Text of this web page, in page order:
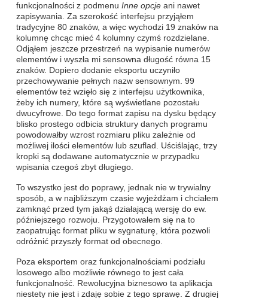
funkcjonalności z podmenu Inne opcje ani nawet
zapisywania. Za szerokość interfejsu przyjąłem
tradycyjne 80 znaków, a więc wychodzi 19 znaków na
kolumnę chcąc mieć 4 kolumny czymś rozdzielane.
Odjąłem jeszcze przestrzeń na wypisanie numerów
elementów i wyszła mi sensowna długość równa 15
znaków. Dopiero dodanie eksportu uczyniło
przechowywanie pełnych nazw sensownym. 99
elementów też wzięło się z interfejsu użytkownika,
żeby ich numery, które są wyświetlane pozostału
dwucyfrowe. Do tego format zapisu na dysku będący
blisko prostego odbicia struktury danych programu
powodowałby wzrost rozmiaru pliku zależnie od
możliwej ilości elementów lub szuflad. Uściślając, trzy
kropki są dodawane automatycznie w przypadku
wpisania czegoś zbyt długiego.
To wszystko jest do poprawy, jednak nie w trywialny
sposób, a w najbliższym czasie wyjeżdżam i chciałem
zamknąć przed tym jakąś działającą wersję do ew.
późniejszego rozwoju. Przygotowałem się na to
zaopatrując format pliku w sygnaturę, która pozwoli
odróżnić przyszły format od obecnego.
Poza eksportem oraz funkcjonalnościami podziału
losowego albo możliwie równego to jest cała
funkcjonalność. Rewolucyjna biznesowo ta aplikacja
niestety nie jest i zdaję sobie z tego sprawę. Z drugiej